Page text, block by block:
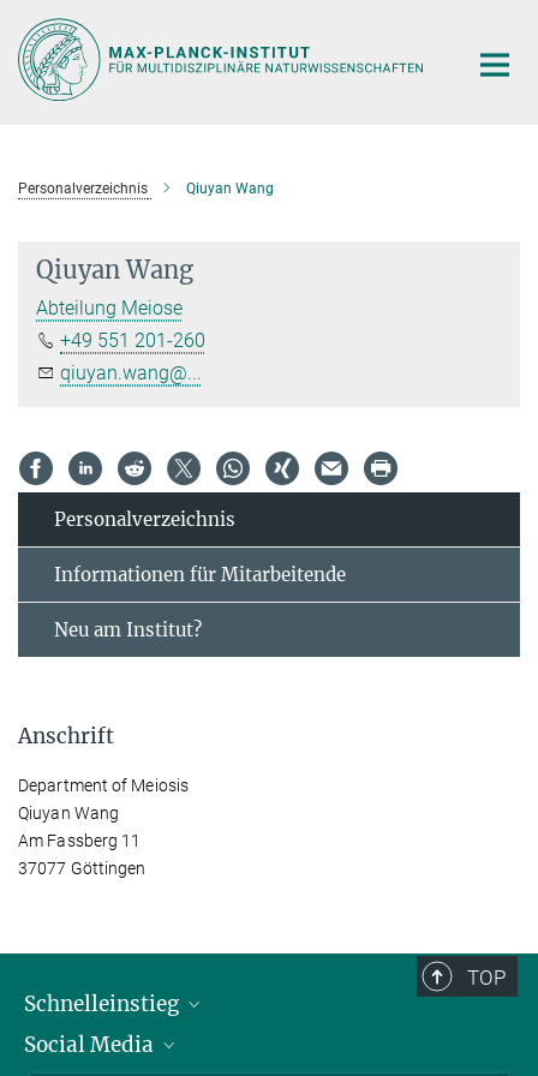
Hauptinhalt
Personalverzeichnis Qiuyan Wang
Qiuyan Wang
Abteilung Meiose
+49 551 201-260
qiuyan.wang@...
Personal­verzeichnis
Informationen für Mitarbeitende
Neu am Institut?
Anschrift
Department of Meiosis
Qiuyan Wang
Am Fassberg 11
37077 Göttingen
TOP
Schnelleinstieg
Alumni
Social Media